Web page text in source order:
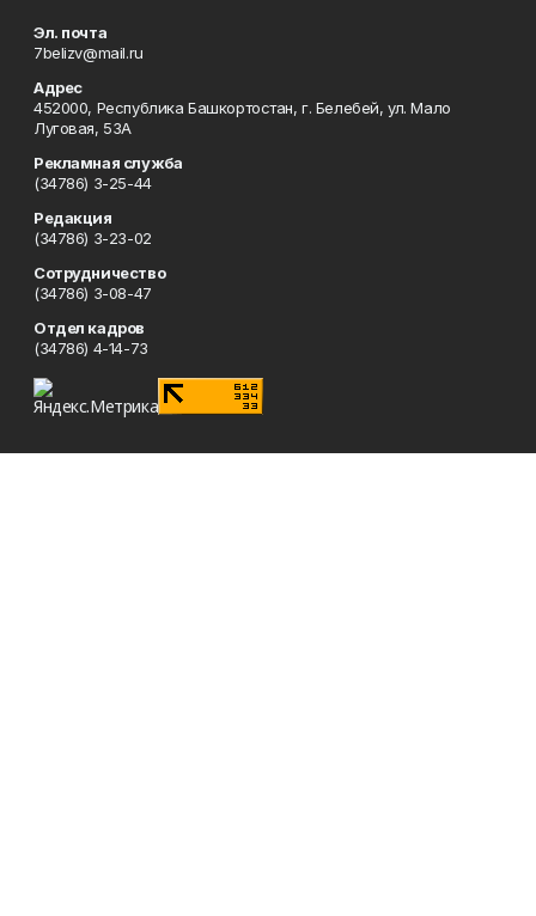
Эл. почта
7belizv@mail.ru
Адрес
452000, Республика Башкортостан, г. Белебей, ул. Мало
Луговая, 53А
Рекламная служба
(34786) 3-25-44
Редакция
(34786) 3-23-02
Сотрудничество
(34786) 3-08-47
Отдел кадров
(34786) 4-14-73